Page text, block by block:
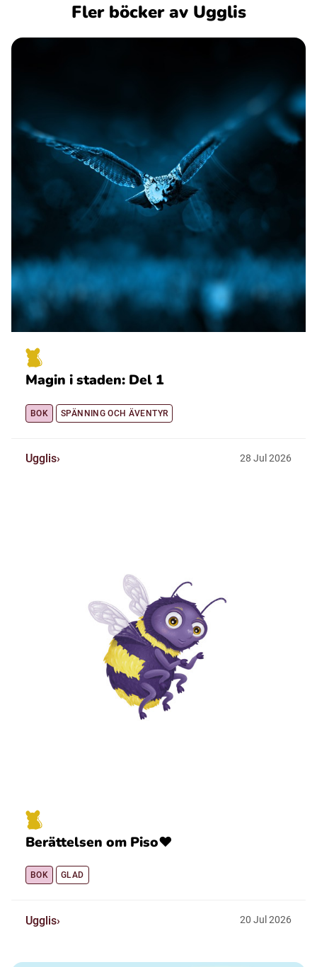
Fler böcker av Ugglis
Magin i staden: Del 1
BOK SPÄNNING OCH ÄVENTYR
Ugglis 28 Jul 2026
Berättelsen om Piso❤️
BOK GLAD
Ugglis 20 Jul 2026